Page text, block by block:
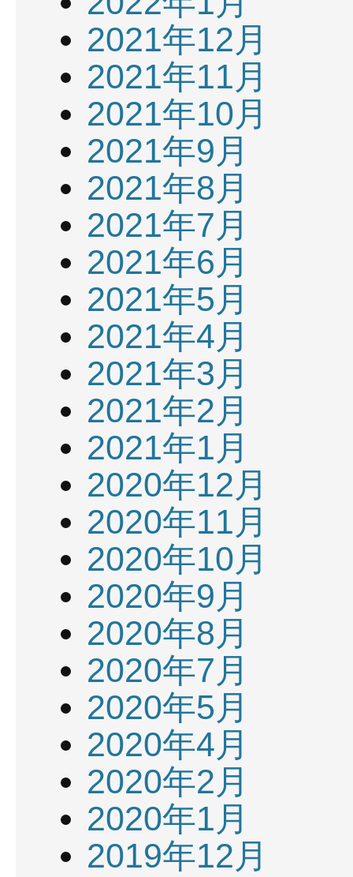
2021年12月
2021年11月
2021年10月
2021年9月
2021年8月
2021年7月
2021年6月
2021年5月
2021年4月
2021年3月
2021年2月
2021年1月
2020年12月
2020年11月
2020年10月
2020年9月
2020年8月
2020年7月
2020年5月
2020年4月
2020年2月
2020年1月
2019年12月